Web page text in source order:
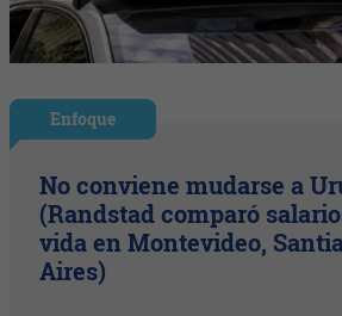
Enfoque
No conviene mudarse a
(Randstad comparó
vida en Montevideo,
Aires)